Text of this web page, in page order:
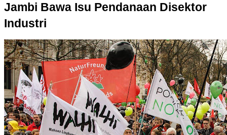
Jambi Bawa Isu Pendanaan Disektor
Industri